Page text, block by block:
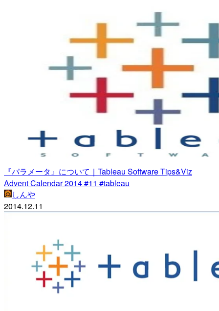
『パラメータ』について｜Tableau Software Tips&Viz
Advent Calendar 2014 #11 #tableau
しんや
2014.12.11